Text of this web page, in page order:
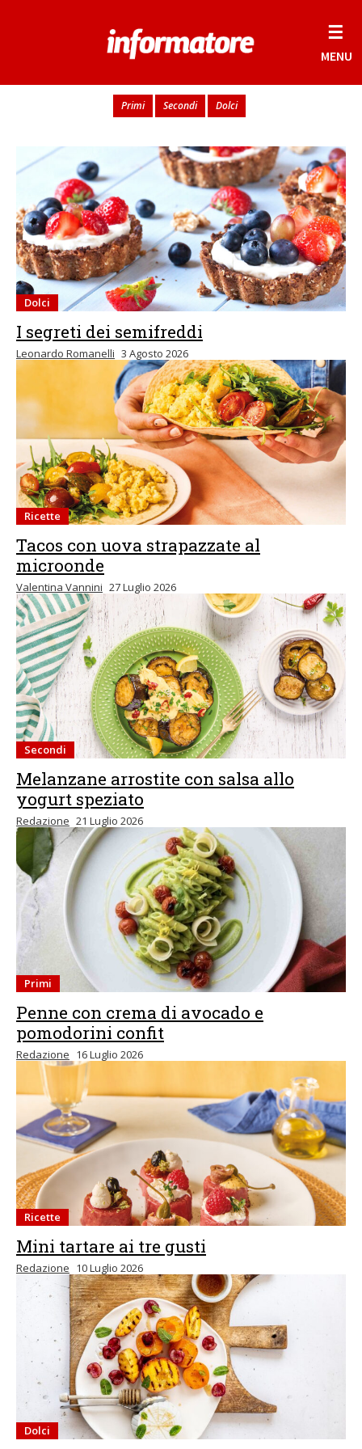
☰
MENU
Primi Secondi Dolci
Dolci
I segreti dei semifreddi
Leonardo Romanelli 3 Agosto 2026
Ricette
Tacos con uova strapazzate al
microonde
Valentina Vannini 27 Luglio 2026
Secondi
Melanzane arrostite con salsa allo
yogurt speziato
Redazione 21 Luglio 2026
Primi
Penne con crema di avocado e
pomodorini confit
Redazione 16 Luglio 2026
Ricette
Mini tartare ai tre gusti
Redazione 10 Luglio 2026
Dolci